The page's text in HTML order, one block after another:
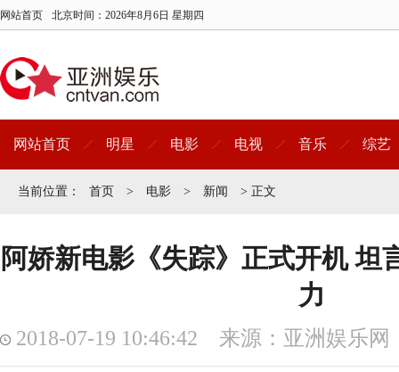
网站首页 北京时间： 2026年8月6日 星期四
网站首页 明星 电影 电视 音乐 综艺
当前位置： 首页 > 电影 > 新闻 > 正文
阿娇新电影《失踪》正式开机 坦
力
2018-07-19 10:46:42 来源：亚洲娱乐网